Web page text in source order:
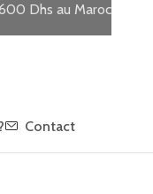
Contact
Dhs au Maroc